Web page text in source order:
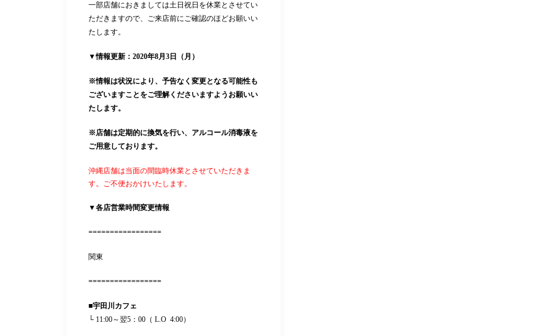
一部店舗におきましては土日祝日を休業とさせてい
ただきますので、ご来店前にご確認のほどお願いい
たします。
▼情報更新：2020年8月3日（月）
※情報は状況により、予告なく変更となる可能性も
ございますことをご理解くださいますようお願いい
たします。
※店舗は定期的に換気を行い、アルコール消毒液を
ご用意しております。
沖縄店舗は当面の間臨時休業とさせていただきま
す。ご不便おかけいたします。
▼各店営業時間変更情報
=================
関東
=================
■宇田川カフェ
└ 11:00～翌5：00 （ L.O 4:00）